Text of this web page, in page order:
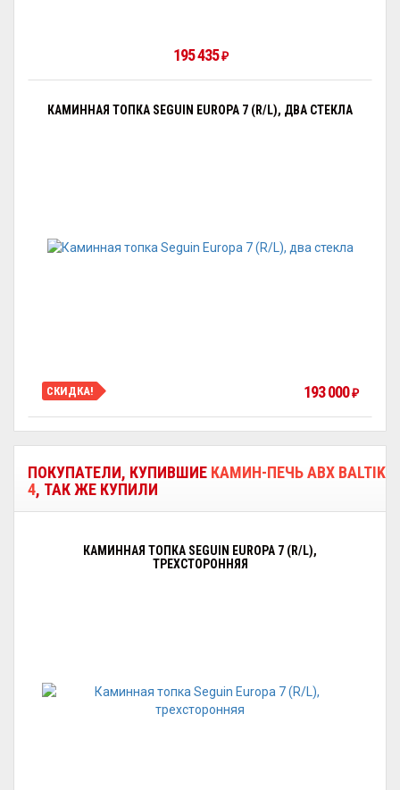
195 435₽
КАМИННАЯ ТОПКА SEGUIN EUROPA 7 (R/L), ДВА СТЕКЛА
СКИДКА! 193 000₽
ПОКУПАТЕЛИ, КУПИВШИЕ КАМИН-ПЕЧЬ ABX BALTIK
4, ТАК ЖЕ КУПИЛИ
КАМИННАЯ ТОПКА SEGUIN EUROPA 7 (R/L),
ТРЕХСТОРОННЯЯ